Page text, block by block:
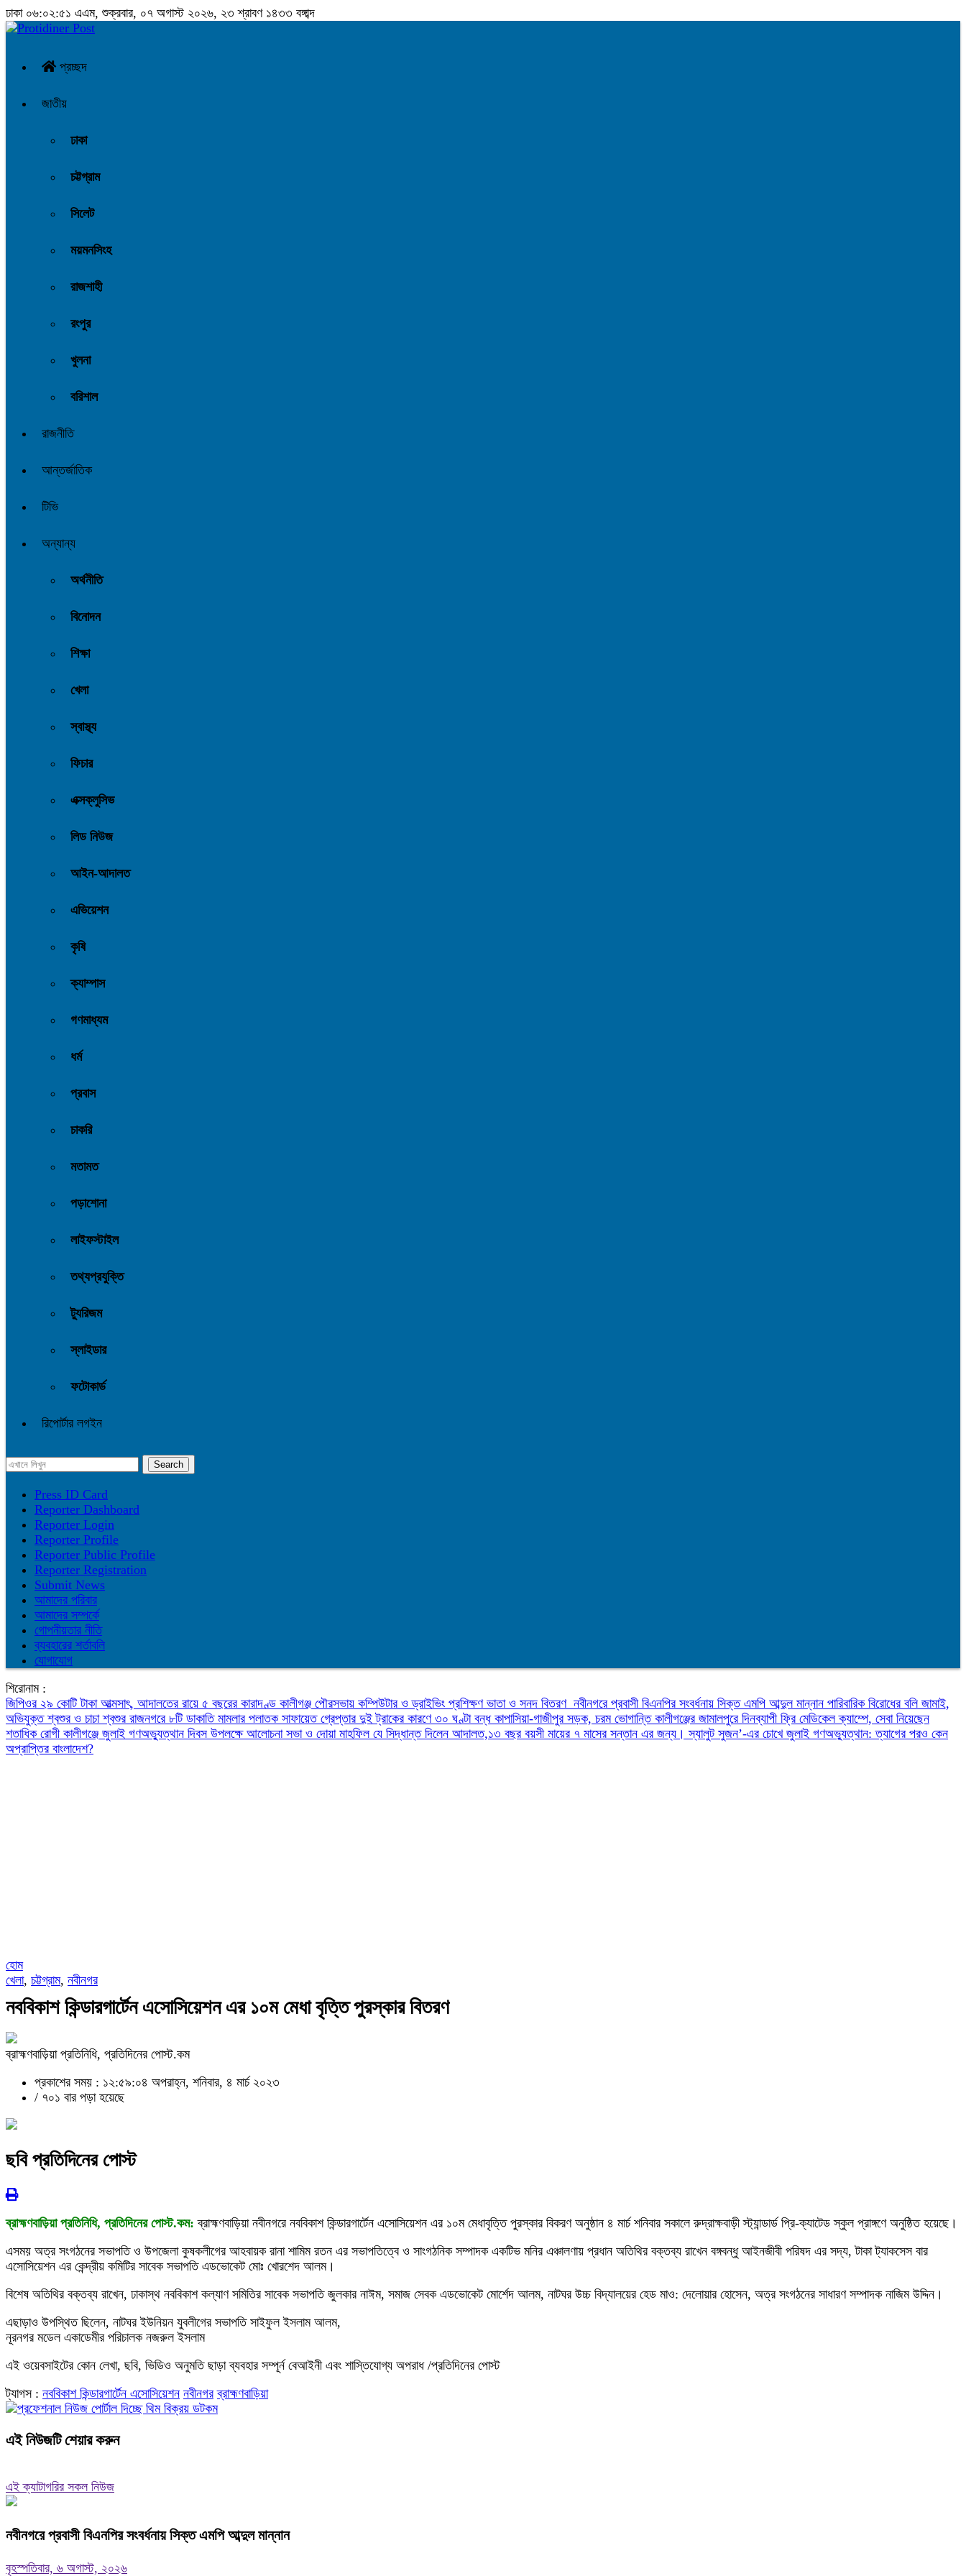
ঢাকা ০৬:০২:৫১ এএম, শুক্রবার, ০৭ অগাস্ট ২০২৬, ২৩ শ্রাবণ ১৪৩৩ বঙ্গাব্দ
প্রচ্ছদ
জাতীয়
ঢাকা
চট্টগ্রাম
সিলেট
ময়মনসিংহ
রাজশাহী
রংপুর
খুলনা
বরিশাল
রাজনীতি
আন্তর্জাতিক
টিভি
অন্যান্য
অর্থনীতি
বিনোদন
শিক্ষা
খেলা
স্বাস্থ্য
ফিচার
এক্সক্লুসিভ
লিড নিউজ
আইন-আদালত
এভিয়েশন
কৃষি
ক্যাম্পাস
গণমাধ্যম
ধর্ম
প্রবাস
চাকরি
মতামত
পড়াশোনা
লাইফস্টাইল
তথ্যপ্রযুক্তি
ট্যুরিজম
স্লাইডার
ফটোকার্ড
রিপোর্টার লগইন
Press ID Card
Reporter Dashboard
Reporter Login
Reporter Profile
Reporter Public Profile
Reporter Registration
Submit News
আমাদের পরিবার
আমাদের সম্পর্কে
গোপনীয়তার নীতি
ব্যবহারের শর্তাবলি
যোগাযোগ
শিরোনাম :
জিপিওর ২৯ কোটি টাকা আত্মসাৎ, আদালতের রায়ে ৫ বছরের কারাদণ্ড কালীগঞ্জ পৌরসভায় কম্পিউটার ও ড্রাইভিং প্রশিক্ষণ ভাতা ও সনদ বিতরণ নবীনগরে প্রবাসী বিএনপির সংবর্ধনায় সিক্ত এমপি আব্দুল মান্নান পারিবারিক বিরোধের বলি জামাই,
অভিযুক্ত শ্বশুর ও চাচা শ্বশুর রাজনগরে ৮টি ডাকাতি মামলার পলাতক সাফায়েত গ্রেপ্তার দুই ট্রাকের কারণে ৩০ ঘণ্টা বন্ধ কাপাসিয়া-গাজীপুর সড়ক, চরম ভোগান্তি কালীগঞ্জের জামালপুরে দিনব্যাপী ফ্রি মেডিকেল ক্যাম্পে, সেবা নিয়েছেন
শতাধিক রোগী কালীগঞ্জে জুলাই গণঅভ্যুত্থান দিবস উপলক্ষে আলোচনা সভা ও দোয়া মাহফিল যে সিদ্ধান্ত দিলেন আদালত,১৩ বছর বয়সী মায়ের ৭ মাসের সন্তান এর জন্য।স্যালুট সুজন’-এর চোখে জুলাই গণঅভ্যুত্থান: ত্যাগের পরও কেন
অপ্রাপ্তির বাংলাদেশ?
হোম
খেলা, চট্টগ্রাম, নবীনগর
নববিকাশ কিন্ডারগার্টেন এসোসিয়েশন এর ১০ম মেধা বৃত্তি পুরস্কার বিতরণ
ব্রাহ্মণবাড়িয়া প্রতিনিধি, প্রতিদিনের পোস্ট.কম
প্রকাশের সময় : ১২:৫৯:০৪ অপরাহ্ন, শনিবার, ৪ মার্চ ২০২৩
/ ৭০১ বার পড়া হয়েছে
ছবি প্রতিদিনের পোস্ট
ব্রাহ্মণবাড়িয়া প্রতিনিধি, প্রতিদিনের পোস্ট.কম: ব্রাহ্মণবাড়িয়া নবীনগরে নববিকাশ কিন্ডারগার্টেন এসোসিয়েশন এর ১০ম মেধাবৃত্তি পুরস্কার বিকরণ অনুষ্ঠান ৪ মার্চ শনিবার সকালে রুদ্রাক্ষবাড়ী স্ট্যান্ডার্ড প্রি-ক্যাটেড স্কুল প্রাঙ্গণে অনুষ্ঠিত হয়েছে।
এসময় অত্র সংগঠনের সভাপতি ও উপজেলা কুষকলীগের আহবায়ক রানা শামিম রতন এর সভাপতিত্বে ও সাংগঠনিক সম্পাদক একটিভ মনির এঞ্চালণায় প্রধান অতিথির বক্তব্য রাখেন বঙ্গবন্ধু আইনজীবী পরিষদ এর সদ্য, টাকা ট্যাকসেস বার
এসোসিয়েশন এর কেন্দ্রীয় কমিটির সাবেক সভাপতি এডভোকেট মোঃ খোরশেদ আলম।
বিশেষ অতিথির বক্তব্য রাখেন, ঢাকাস্থ নববিকাশ কল্যাণ সমিতির সাবেক সভাপতি জুলকার নাঈম, সমাজ সেবক এডভোকেট মোর্শেদ আলম, নাটঘর উচ্চ বিদ্যালয়ের হেড মাও: দেলোয়ার হোসেন, অত্র সংগঠনের সাধারণ সম্পাদক নাজিম উদ্দিন।
এছাড়াও উপস্থিত ছিলেন, নাটঘর ইউনিয়ন যুবলীগের সভাপতি সাইফুল ইসলাম আলম,
নূরনগর মডেল একাডেমীর পরিচালক নজরুল ইসলাম
এই ওয়েবসাইটের কোন লেখা, ছবি, ভিডিও অনুমতি ছাড়া ব্যবহার সম্পূর্ন বেআইনী এবং শাস্তিযোগ্য অপরাধ /প্রতিদিনের পোস্ট
ট্যাগস : নববিকাশ কিন্ডারগার্টেন এসোসিয়েশন নবীনগর ব্রাহ্মণবাড়িয়া
এই নিউজটি শেয়ার করুন
এই ক্যাটাগরির সকল নিউজ
নবীনগরে প্রবাসী বিএনপির সংবর্ধনায় সিক্ত এমপি আব্দুল মান্নান
বৃহস্পতিবার, ৬ অগাস্ট, ২০২৬